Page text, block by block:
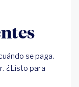
se paga,
¿Listo para